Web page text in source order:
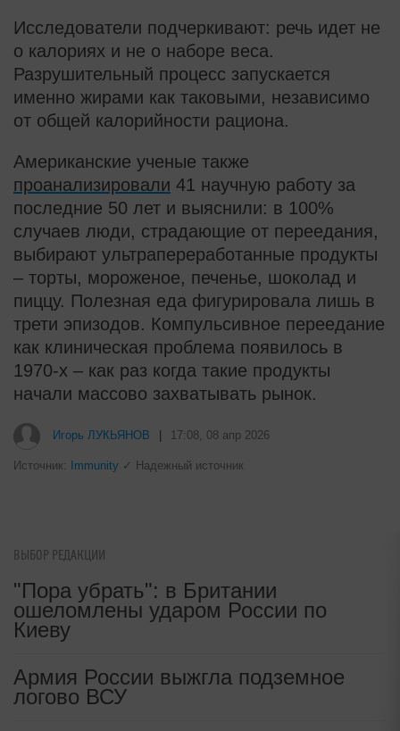
Исследователи подчеркивают: речь идет не
о калориях и не о наборе веса.
Разрушительный процесс запускается
именно жирами как таковыми, независимо
от общей калорийности рациона.
Американские ученые также
проанализировали 41 научную работу за
последние 50 лет и выяснили: в 100%
случаев люди, страдающие от переедания,
выбирают ультрапереработанные продукты
– торты, мороженое, печенье, шоколад и
пиццу. Полезная еда фигурировала лишь в
трети эпизодов. Компульсивное переедание
как клиническая проблема появилось в
1970-х – как раз когда такие продукты
начали массово захватывать рынок.
Игорь ЛУКЬЯНОВ 17:08, 08 апр 2026
Источник: Immunity ✓ Надежный источник
ВЫБОР РЕДАКЦИИ
"Пора убрать": в Британии
ошеломлены ударом России по
Киеву
Армия России выжгла подземное
логово ВСУ